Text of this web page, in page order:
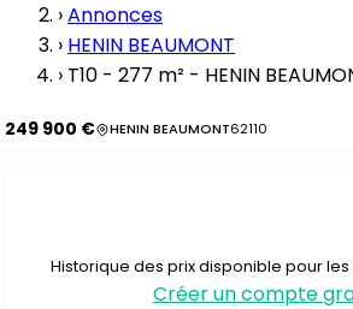
›Annonces
› HENIN BEAUMONT
› T10 - 277 m² - HENIN
249 900 € HENIN BEAUMONT62110
Historique des prix disponible pour
Créer un compte